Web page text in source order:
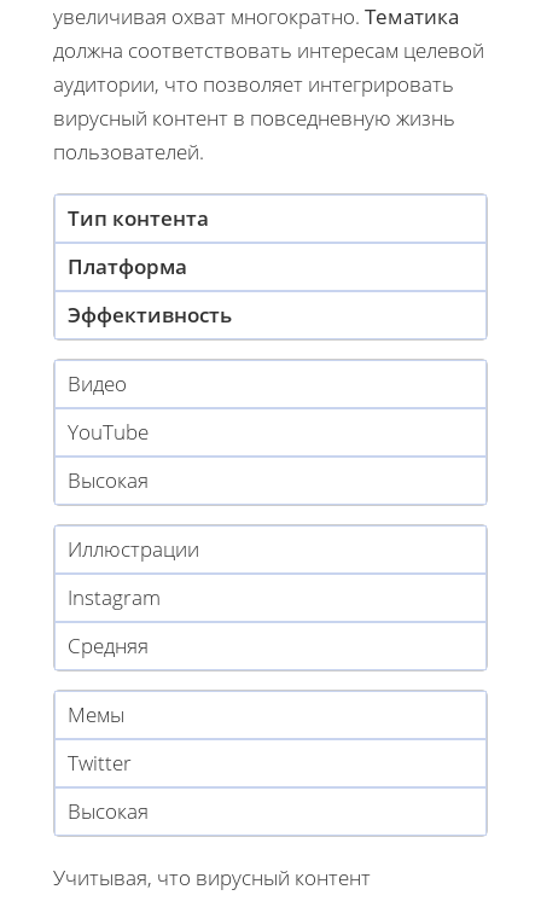
увеличивая охват многократно. Тематика
должна соответствовать интересам целевой
аудитории, что позволяет интегрировать
вирусный контент в повседневную жизнь
пользователей.
Тип контента
Платформа
Эффективность
Видео
YouTube
Высокая
Иллюстрации
Instagram
Средняя
Мемы
Twitter
Высокая
Учитывая, что вирусный контент